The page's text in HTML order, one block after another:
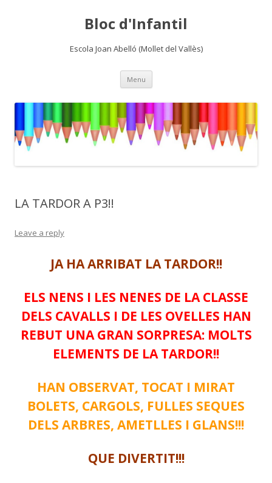
Bloc d'Infantil
Escola Joan Abelló (Mollet del Vallès)
Menu Skip
content
LA TARDOR A P3!!
Leave a reply
JA HA ARRIBAT LA TARDOR!!
ELS NENS I LES NENES DE LA CLASSE
DELS CAVALLS I DE LES OVELLES HAN
REBUT UNA GRAN SORPRESA: MOLTS
ELEMENTS DE LA TARDOR!!
HAN OBSERVAT, TOCAT I MIRAT
BOLETS, CARGOLS, FULLES SEQUES
DELS ARBRES, AMETLLES I GLANS!!!
QUE DIVERTIT!!!